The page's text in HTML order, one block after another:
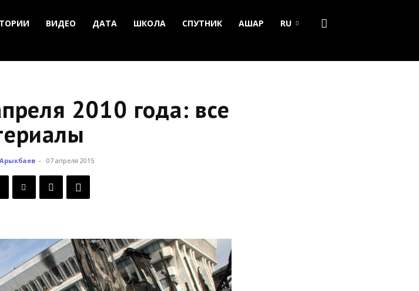
ВИДЕО ДАТА ШКОЛА СПУТНИК АШАР RU
2010 года: все
- 07 апреля 2015